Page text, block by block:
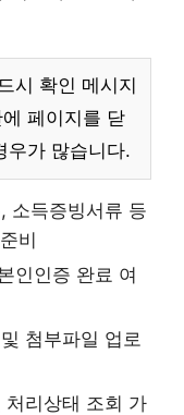
시 확인 메시지
페이지를 닫
우가 많습니다.
소득증빙서류 등
비
인인증 완료 여
첨부파일 업로
처리상태 조회 가